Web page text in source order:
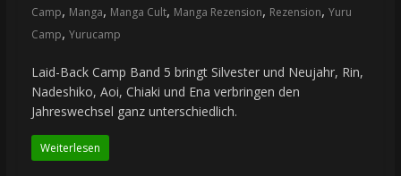
Camp, Manga, Manga Cult, Manga Rezension, Rezension, Yuru
Camp, Yurucamp
Laid-Back Camp Band 5 bringt Silvester und Neujahr, Rin,
Nadeshiko, Aoi, Chiaki und Ena verbringen den
Jahreswechsel ganz unterschiedlich.
Weiterlesen